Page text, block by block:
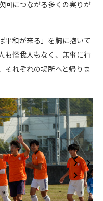
回につながる多くの実りが
平和が来る」を胸に抱いて
も怪我人もなく、無事に行
それぞれの場所へと帰りま